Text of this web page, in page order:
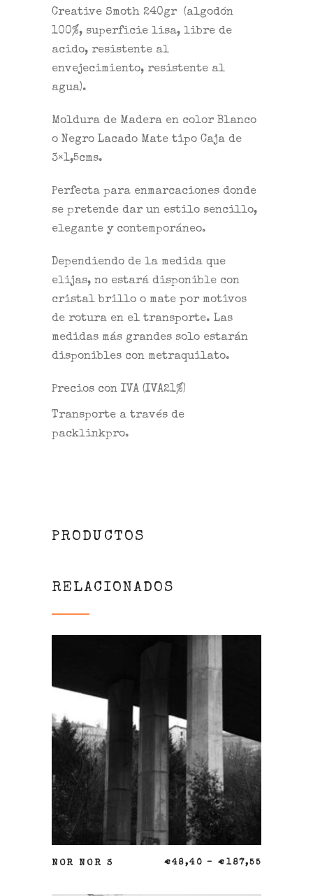
Creative Smoth 240gr(algodón
100%, superficie lisa, libre de
acido, resistente al
envejecimiento, resistente al
agua).
Moldura de Madera en color Blanco
o Negro Lacado Mate tipo Caja de
3×1,5cms.
Perfecta para enmarcaciones donde
se pretende dar un estilo sencillo,
elegante y contemporáneo.
Dependiendo de la medida que
elijas, no estará disponible con
cristal brillo o mate por motivos
de rotura en el transporte. Las
medidas más grandes solo estarán
disponibles con metraquilato.
Precios con IVA (IVA21%)
Transporte a través de
packlinkpro.
PRODUCTOS
RELACIONADOS
SELECCIONAR OPCIONES
NOR NOR 3 €48,40 –€ 187,55